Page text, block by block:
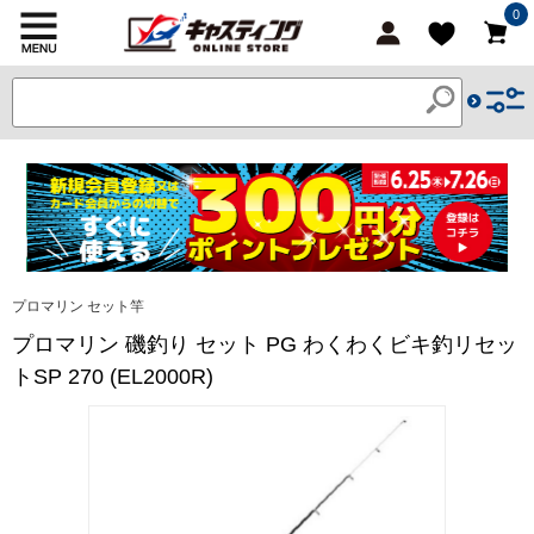
0
プロマリン セット竿
プロマリン 磯釣り セット PG わくわくビキ釣リセッ
トSP 270 (EL2000R)